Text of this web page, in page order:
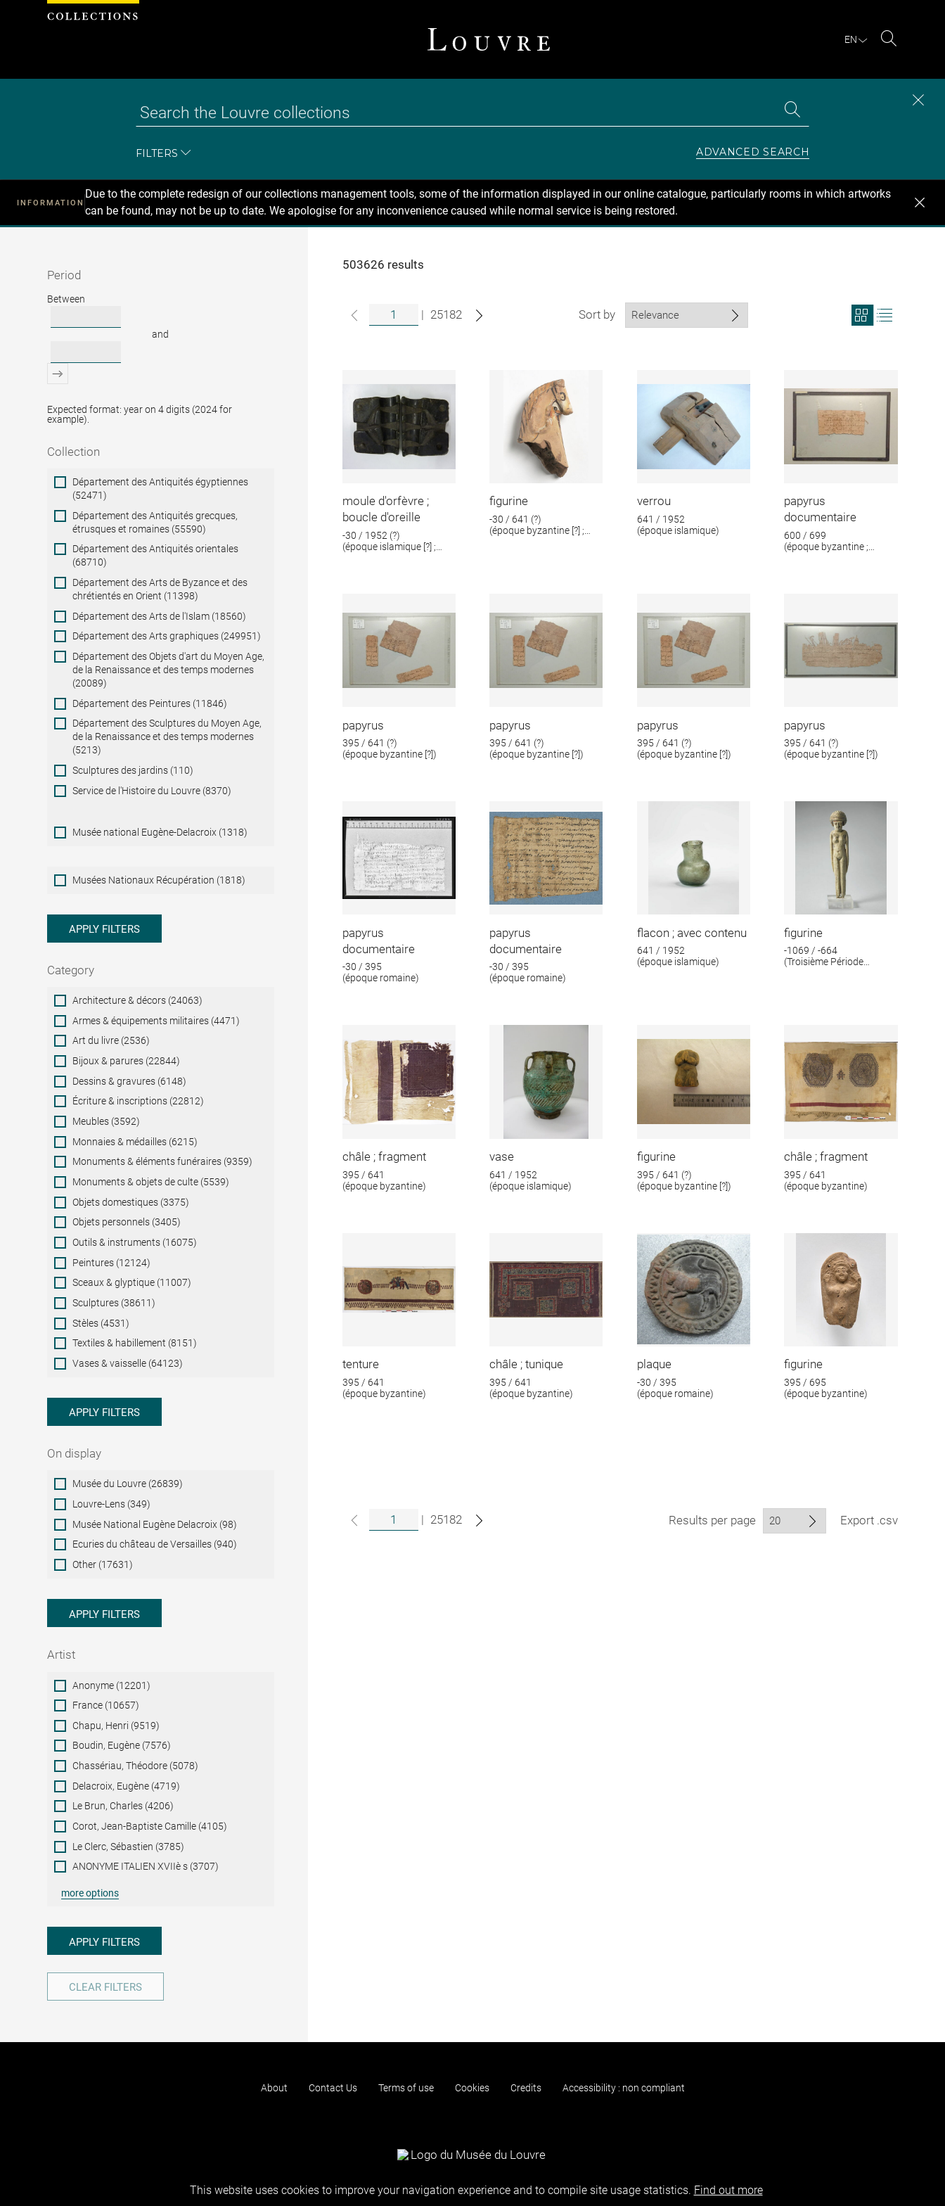
EN
FILTERS ADVANCED SEARCH
INFORMATION
Due to the complete redesign of our collections management tools, some of the information displayed in our online catalogue, particularly rooms in which artworks
can be found, may not be up to date. We apologise for any inconvenience caused while normal service is being restored.
Recherche
Period
Period
Between
and
Expected format: year on 4 digits (2024 for
example).
Collection
Collection
Département des Antiquités égyptiennes
(52471)
Département des Antiquités grecques,
étrusques et romaines (55590)
Département des Antiquités orientales
(68710)
Département des Arts de Byzance et des
chrétientés en Orient (11398)
Département des Arts de l'Islam (18560)
Département des Arts graphiques (249951)
Département des Objets d'art du Moyen Age,
de la Renaissance et des temps modernes
(20089)
Département des Peintures (11846)
Département des Sculptures du Moyen Age,
de la Renaissance et des temps modernes
(5213)
Sculptures des jardins (110)
Service de l'Histoire du Louvre (8370)
Musée national Eugène-Delacroix (1318)
Musées
Nationaux
Musées Nationaux Récupération (1818)
APPLY FILTERS
Category
Category
Architecture & décors (24063)
Armes & équipements militaires (4471)
Art du livre (2536)
Bijoux & parures (22844)
Dessins & gravures (6148)
Écriture & inscriptions (22812)
Meubles (3592)
Monnaies & médailles (6215)
Monuments & éléments funéraires (9359)
Monuments & objets de culte (5539)
Objets domestiques (3375)
Objets personnels (3405)
Outils & instruments (16075)
Peintures (12124)
Sceaux & glyptique (11007)
Sculptures (38611)
Stèles (4531)
Textiles & habillement (8151)
Vases & vaisselle (64123)
APPLY FILTERS
On display
On
display
Musée du Louvre (26839)
Louvre-Lens (349)
Musée National Eugène Delacroix (98)
Ecuries du château de Versailles (940)
Other (17631)
APPLY FILTERS
Artist
ArtistAnonyme (12201)
France (10657)
Chapu, Henri (9519)
Boudin, Eugène (7576)
Chassériau, Théodore (5078)
Delacroix, Eugène (4719)
Le Brun, Charles (4206)
Corot, Jean-Baptiste Camille (4105)
Le Clerc, Sébastien (3785)
ANONYME ITALIEN XVIIè s (3707)
more options
APPLY FILTERS
CLEAR FILTERS
503626 results
| 25182 Sort by
View
search
moule d'orfèvre ;
boucle d'oreille
-30 / 1952 (?)
(époque islamique [?] ;
figurine
-30 / 641 (?)
(époque byzantine [?] ;
verrou
641 / 1952
(époque islamique)
papyrus
documentaire
600 / 699
(époque byzantine ;
papyrus
395 / 641 (?)
(époque byzantine [?])
papyrus
395 / 641 (?)
(époque byzantine [?])
papyrus
395 / 641 (?)
(époque byzantine [?])
papyrus
395 / 641 (?)
(époque byzantine [?])
papyrus
documentaire
-30 / 395
(époque romaine)
papyrus
documentaire
-30 / 395
(époque romaine)
flacon ; avec contenu
641 / 1952
(époque islamique)
figurine
-1069 / -664
(Troisième Période
châle ; fragment
395 / 641
(époque byzantine)
vase
641 / 1952
(époque islamique)
figurine
395 / 641 (?)
(époque byzantine [?])
châle ; fragment
395 / 641
(époque byzantine)
tenture
395 / 641
(époque byzantine)
châle ; tunique
395 / 641
(époque byzantine)
plaque
-30 / 395
(époque romaine)
figurine
395 / 695
(époque byzantine)
| 25182 Results per page Export .csv
About Contact Us Terms of use Cookies Credits Accessibility : non compliant
Cookies management panel
This website uses cookies to improve your navigation experience and to compile site usage statistics. Find out more